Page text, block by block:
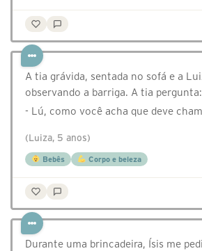
A tia grávida, sentada no sofá e a
observando a barriga. A tia pergunta:
- Lú, como você acha que deve
(Luiza, 5 anos)
Bebês Corpo e beleza
Durante uma brincadeira, Ísis me